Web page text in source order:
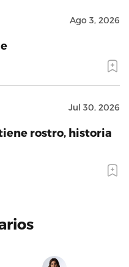
Ago 3, 2026
Jul 30, 2026
rostro, historia